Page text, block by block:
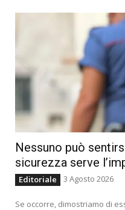
Nessuno può
sicurezza serve
Editoriale 3 Agosto 2026
Se occorre, dimostriamo di